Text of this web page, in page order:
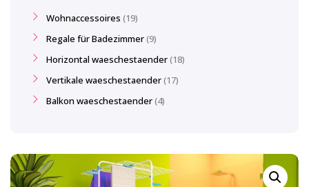
Wohnaccessoires 19
Regale für Badezimmer 9
Horizontal waeschestaender 18
Vertikale waeschestaender 17
Balkon waeschestaender 4